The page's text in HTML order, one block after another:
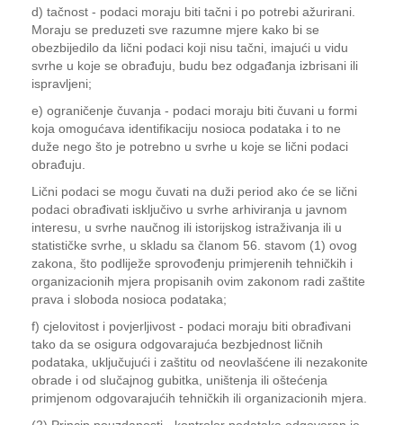
d) tačnost - podaci moraju biti tačni i po potrebi ažurirani.
Moraju se preduzeti sve razumne mjere kako bi se
obezbijedilo da lični podaci koji nisu tačni, imajući u vidu
svrhe u koje se obrađuju, budu bez odgađanja izbrisani ili
ispravljeni;
e) ograničenje čuvanja - podaci moraju biti čuvani u formi
koja omogućava identifikaciju nosioca podataka i to ne
duže nego što je potrebno u svrhe u koje se lični podaci
obrađuju.
Lični podaci se mogu čuvati na duži period ako će se lični
podaci obrađivati isključivo u svrhe arhiviranja u javnom
interesu, u svrhe naučnog ili istorijskog istraživanja ili u
statističke svrhe, u skladu sa članom 56. stavom (1) ovog
zakona, što podliježe sprovođenju primjerenih tehničkih i
organizacionih mjera propisanih ovim zakonom radi zaštite
prava i sloboda nosioca podataka;
f) cjelovitost i povjerljivost - podaci moraju biti obrađivani
tako da se osigura odgovarajuća bezbjednost ličnih
podataka, uključujući i zaštitu od neovlašćene ili nezakonite
obrade i od slučajnog gubitka, uništenja ili oštećenja
primjenom odgovarajućih tehničkih ili organizacionih mjera.